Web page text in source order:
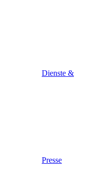
Dienste &
Presse